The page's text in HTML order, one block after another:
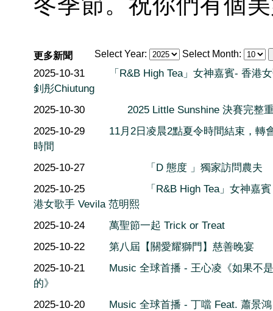
Select Year: Select Month:
更多新聞
2025-10-31
「R&B High Tea」女神嘉賓- 香港
釗彤Chiutung
2025-10-30
2025 Little Sunshine 決賽完整
2025-10-29
11月2日凌晨2點夏令時間結束，轉
時間
2025-10-27
「D 態度 」獨家訪問農夫
2025-10-25
「R&B High Tea」女神嘉
港女歌手 Vevila 范明熙
2025-10-24
萬聖節一起 Trick or Treat
2025-10-22
第八屆【關愛耀獅門】慈善晚宴
2025-10-21
Music 全球首播 - 王心凌《如果不
的》
2025-10-20
Music 全球首播 - 丁噹 Feat. 蕭景